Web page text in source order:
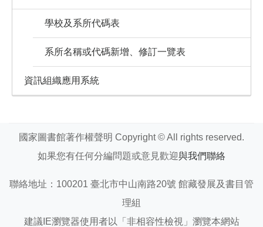
學校及系所代碼表
系所名稱或代碼新增、修訂一覽表
資訊組織應用系統
國家圖書館著作權聲明 Copyright © All rights reserved.
如果您有任何分編問題或意見歡迎與我們聯絡
聯絡地址：100201 臺北市中山南路20號 館藏發展及書目管
理組
建議IE瀏覽器使用者以「非相容性檢視」瀏覽本網站